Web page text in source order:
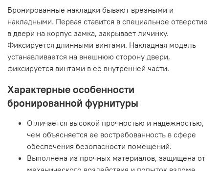
Бронированные накладки бывают врезными и
накладными. Первая ставится в специальное отверстие
в двери на корпус замка, закрывает личинку.
Фиксируется длинными винтами. Накладная модель
устанавливается на внешнюю сторону двери,
фиксируется винтами в ее внутренней части.
Характерные особенности
бронированной фурнитуры
Отличается высокой прочностью и надежностью,
чем объясняется ее востребованность в сфере
обеспечения безопасности помещений.
Выполнена из прочных материалов, защищена от